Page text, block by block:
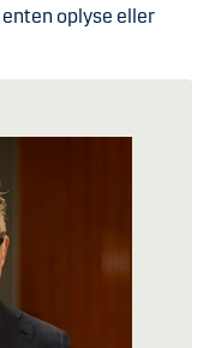
oplyse eller